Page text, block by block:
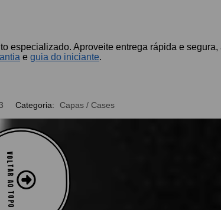
especializado. Aproveite entrega rápida e
eguia do iniciante.
Categoria: Capas / Cases
VOLTAR AO TOPO